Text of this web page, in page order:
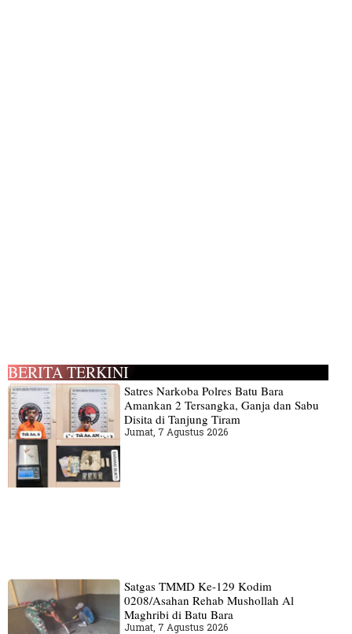
BERITA TERKINI
Satres Narkoba Polres Batu Bara
Amankan 2 Tersangka, Ganja dan Sabu
Disita di Tanjung Tiram
Jumat, 7 Agustus 2026
Satgas TMMD Ke-129 Kodim
0208/Asahan Rehab Mushollah Al
Maghribi di Batu Bara
Jumat, 7 Agustus 2026